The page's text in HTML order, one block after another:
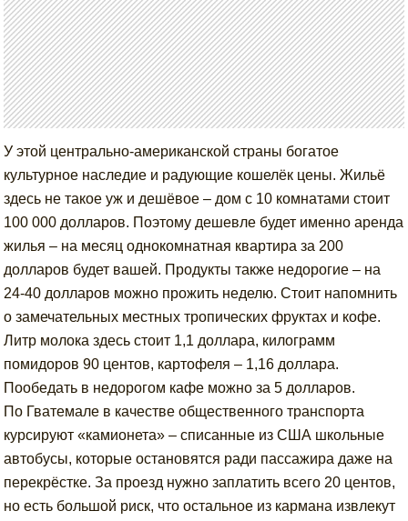
У этой центрально-американской страны богатое
культурное наследие и радующие кошелёк цены. Жильё
здесь не такое уж и дешёвое – дом с 10 комнатами стоит
100 000 долларов. Поэтому дешевле будет именно аренда
жилья – на месяц однокомнатная квартира за 200
долларов будет вашей. Продукты также недорогие – на
24-40 долларов можно прожить неделю. Стоит напомнить
о замечательных местных тропических фруктах и кофе.
Литр молока здесь стоит 1,1 доллара, килограмм
помидоров 90 центов, картофеля – 1,16 доллара.
Пообедать в недорогом кафе можно за 5 долларов.
По Гватемале в качестве общественного транспорта
курсируют «камионета» – списанные из США школьные
автобусы, которые остановятся ради пассажира даже на
перекрёстке. За проезд нужно заплатить всего 20 центов,
но есть большой риск, что остальное из кармана извлекут